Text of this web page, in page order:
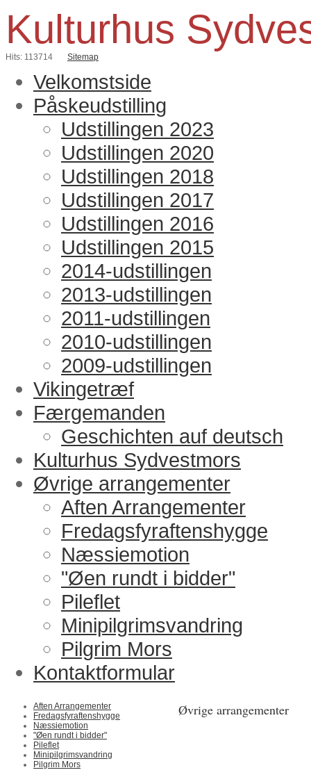
Kulturhus
Hits: 113714 Sitemap
Velkomstside
Påskeudstilling
Udstillingen 2023
Udstillingen 2020
Udstillingen 2018
Udstillingen 2017
Udstillingen 2016
Udstillingen 2015
2014-udstillingen
2013-udstillingen
2011-udstillingen
2010-udstillingen
2009-udstillingen
Vikingetræf
Færgemanden
Geschichten auf deutsch
Kulturhus Sydvestmors
Øvrige arrangementer
Aften Arrangementer
Fredagsfyraftenshygge
Næssiemotion
"Øen rundt i bidder"
Pileflet
Minipilgrimsvandring
Pilgrim Mors
Kontaktformular
Aften Arrangementer
Fredagsfyraftenshygge
Næssiemotion
"Øen rundt i bidder"
Pileflet
Minipilgrimsvandring
Pilgrim Mors
Øvrige arrangementer